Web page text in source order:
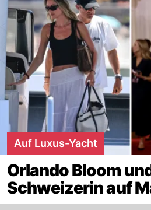
Auf Luxus-Yacht
Orlando Bloom
Schweizerin auf